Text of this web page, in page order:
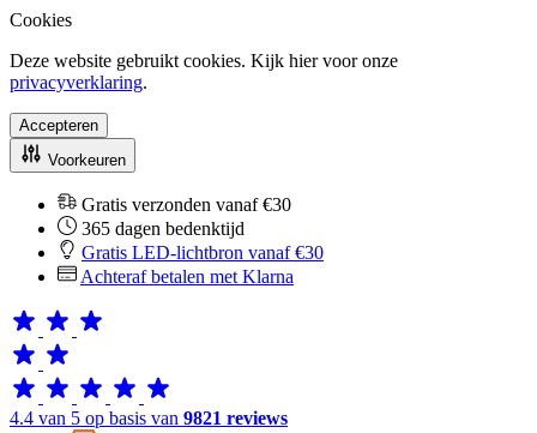
Cookies
Deze website gebruikt cookies. Kijk hier voor onze
privacyverklaring.
Accepteren
Voorkeuren
Gratis verzonden vanaf €30
365 dagen bedenktijd
Gratis LED-lichtbron vanaf €30
Achteraf betalen met Klarna
4.4 van 5 op basis van 9821 reviews